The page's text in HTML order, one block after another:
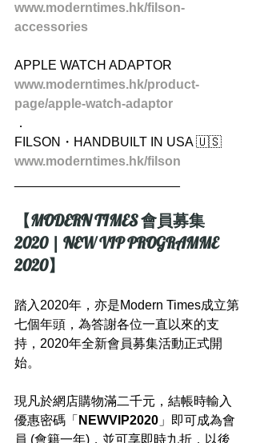
www.moderntimes.hk/filson-
accessories
APPLE WATCH ADAPTOR
www.moderntimes.hk/product-
page/apple-watch-adaptor
．
FILSON・HANDBUILT IN USA 🇺🇸
www.moderntimes.hk/filson
【MODERN TIMES 會員募集
2020 | NEW VIP PROGRAMME
2020】
踏入2020年，亦是Modern Times成立第
七個年頭，為答謝各位一直以來的支
持，2020年全新會員募集活動正式開
始。
現凡於網店購物滿二千元，結帳時輸入
優惠密碼「 NEWVIP2020 」即可成為會
員 (會籍一年)，並可享即時九折，以後